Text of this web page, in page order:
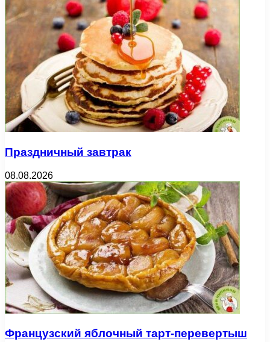
Праздничный завтрак
08.08.2026
Французский яблочный тарт-перевертыш